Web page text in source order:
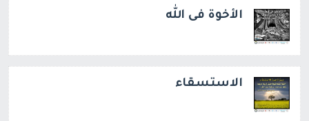
الأخوة فى الله
الاستسقاء